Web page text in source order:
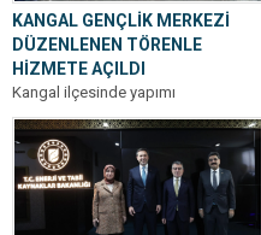
KANGAL GENÇLİK MERKEZİ
DÜZENLENEN TÖRENLE
HİZMETE AÇILDI
Kangal ilçesinde yapımı
tamamlanan Kangal Gençlik
Merkezi, düzenlenen yoğun katılımlı
törenle hizmete açıldı. Gençlik ve...